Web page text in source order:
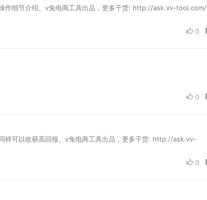
作细节介绍。v兔电商工具出品，更多干货: http://ask.vv-tool.com/
0
0
样可以收获高回报。v兔电商工具出品，更多干货: http://ask.vv-
0